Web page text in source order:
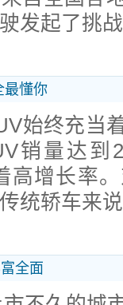
发起了挑
最懂你
始终充当
销量达到
高增长率
统轿车来
全面